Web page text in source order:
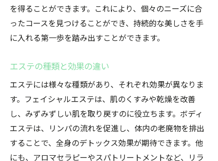
美肌を保つためのエステ習慣
最新技術を使ったエステでの変化
エステでの美しさの維持と効果
エステコースで自分に最適な美のアプローチを
パーソナライズされたトリートメントの探
求
サロンスタッフとのコミュニケーションの
重要性
を得ることができます。これにより、個々のニーズに合
ったコースを見つけることができ、持続的な美しさを手
に入れる第一歩を踏み出すことができます。
エステの種類と効果の違い
エステには様々な種類があり、それぞれ効果が異なりま
す。フェイシャルエステは、肌のくすみや乾燥を改善
し、みずみずしい肌を取り戻すのに役立ちます。ボディ
エステは、リンパの流れを促進し、体内の老廃物を排出
することで、全身のデトックス効果が期待できます。他
にも、アロマセラピーやスパトリートメントなど、リラ